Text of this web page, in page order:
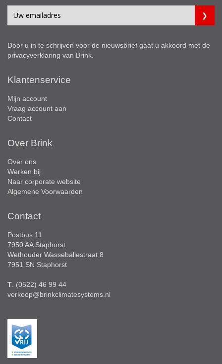
Door u in te schrijven voor de nieuwsbrief gaat u akkoord met de
privacyverklaring van Brink.
Klantenservice
Mijn account
Vraag account aan
Contact
Over Brink
Over ons
Werken bij
Naar corporate website
Algemene Voorwaarden
Contact
Postbus 11
7950 AA Staphorst
Wethouder Wassebaliestraat 8
7951 SN Staphorst
T . (0522) 46 99 44
verkoop@brinkclimatesystems.nl